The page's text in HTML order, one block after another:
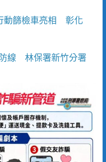
動篩檢車亮相 彰化
線 林保署新竹分署